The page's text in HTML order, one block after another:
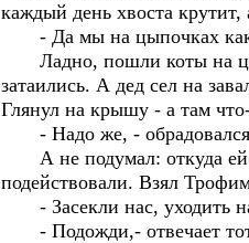
каждый день хвоста
- Да мы на цыпочках
Ладно, пошли коты на
затаились. А дед сел на
Глянул на крышу - а там
- Надо же, - обрадовался
А не подумал: откуда ей
подействовали. Взял
- Засекли нас, уходить
- Подожди,- отвечает